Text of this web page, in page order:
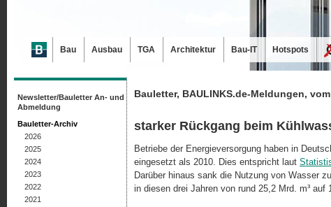
Bauletter, BAULINKS.de-Meldungen,
starker Rückgang beim
Betriebe der Energieversorgung haben in
eingesetzt als 2010. Dies entspricht laut
Darüber hinaus sank die Nutzung von Wasser
in diesen drei Jahren von rund 25,2 Mrd. m³ auf
Newsletter/Bauletter An- und
Abmeldung
Bauletter-Archiv
2026
2025
2024
2023
2022
2021
Bau Ausbau TGA Architektur Bau-IT Hotspots